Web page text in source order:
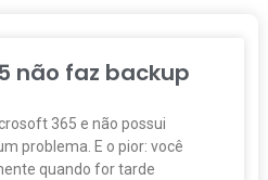
não faz backup
365 e não possui
problema. E o pior: você
quando for tarde